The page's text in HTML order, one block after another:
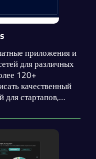
приложения и
для различных
120+
качественный
для стартапов,
есть
таким как
продажи,
коммерция и